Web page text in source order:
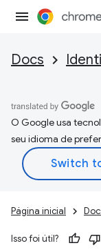
Docs
O Google usa
seu idioma de
Página inicial
Isso foi útil?